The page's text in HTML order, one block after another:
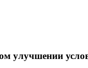
улучшении